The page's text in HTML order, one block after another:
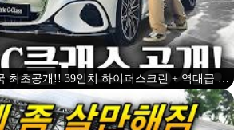
최초공개!! 39인치 하이퍼스크린 + 역대급 실
물 대박입니다